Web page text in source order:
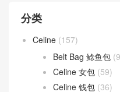
分类
Celine (157)
Belt Bag 鲶鱼包
Celine 女包 (59)
Celine 钱包 (36)